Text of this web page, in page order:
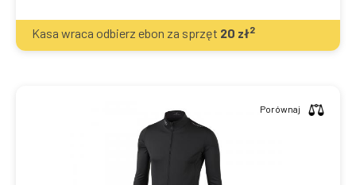
Kasa wraca odbierz ebon za sprzęt 20 zł2
Porównaj